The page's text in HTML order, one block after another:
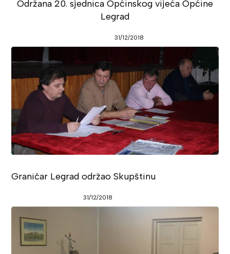
Održana 20. sjednica Općinskog vijeća Općine
Legrad
31/12/2018
Graničar Legrad održao Skupštinu
31/12/2018